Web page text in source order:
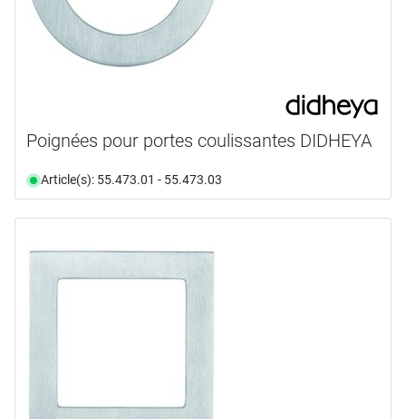
Poignées pour portes coulissantes DIDHEYA
Article(s): 55.473.01 - 55.473.03